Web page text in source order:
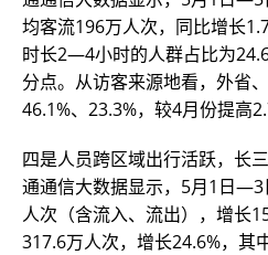
均客流196万人次，同比增长
时长2—4小时的人群占比为
分点。从访客来源地看，外省
46.1%、23.3%，较4月份提高
四是人员跨区域出行活跃，长
通通信大数据显示，5月1日
人次（含流入、流出），增长
317.6万人次，增长24.6%，其